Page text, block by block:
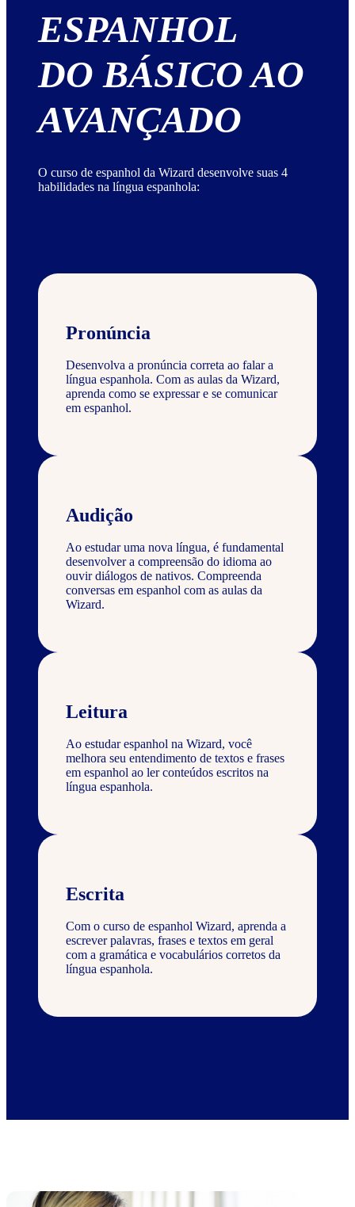
ESPANHOL
DO BÁSICO AO
AVANÇADO
O curso de espanhol da Wizard desenvolve suas 4
habilidades na língua espanhola:
Pronúncia
Desenvolva a pronúncia correta ao falar a
língua espanhola. Com as aulas da Wizard,
aprenda como se expressar e se comunicar
em espanhol.
Audição
Ao estudar uma nova língua, é fundamental
desenvolver a compreensão do idioma ao
ouvir diálogos de nativos. Compreenda
conversas em espanhol com as aulas da
Wizard.
Leitura
Ao estudar espanhol na Wizard, você
melhora seu entendimento de textos e frases
em espanhol ao ler conteúdos escritos na
língua espanhola.
Escrita
Com o curso de espanhol Wizard, aprenda a
escrever palavras, frases e textos em geral
com a gramática e vocabulários corretos da
língua espanhola.